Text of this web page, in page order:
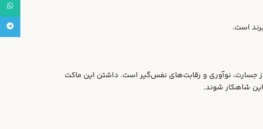
از جسارت، نوآوری و رقابت‌های نفس‌گیر است. داشتن این ماکت